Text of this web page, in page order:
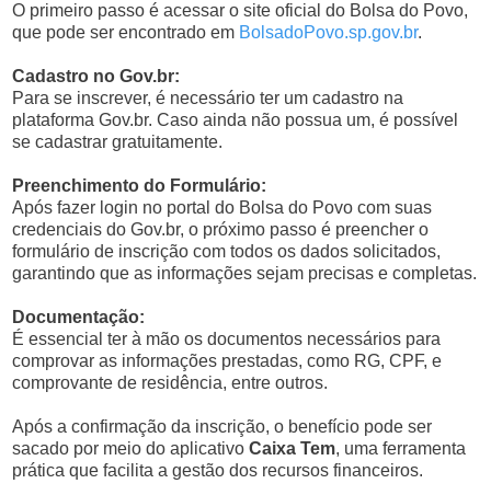
O primeiro passo é acessar o site oficial do Bolsa do Povo,
que pode ser encontrado em BolsadoPovo.sp.gov.br.
Cadastro no Gov.br:
Para se inscrever, é necessário ter um cadastro na
plataforma Gov.br. Caso ainda não possua um, é possível
se cadastrar gratuitamente.
Preenchimento do Formulário:
Após fazer login no portal do Bolsa do Povo com suas
credenciais do Gov.br, o próximo passo é preencher o
formulário de inscrição com todos os dados solicitados,
garantindo que as informações sejam precisas e completas.
Documentação:
É essencial ter à mão os documentos necessários para
comprovar as informações prestadas, como RG, CPF, e
comprovante de residência, entre outros.
Após a confirmação da inscrição, o benefício pode ser
sacado por meio do aplicativoCaixa Tem, uma ferramenta
prática que facilita a gestão dos recursos financeiros.